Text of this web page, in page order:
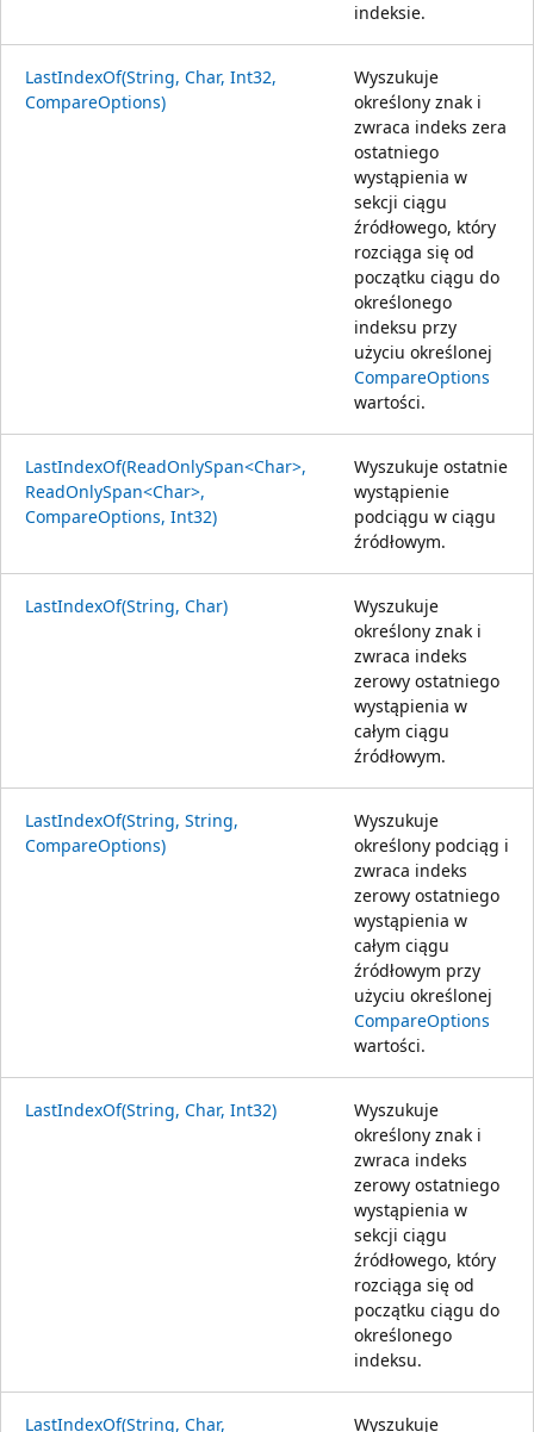
indeksie.
LastIndexOf(String, Char, Int32,
CompareOptions)
Wyszukuje
określony znak i
zwraca indeks zera
ostatniego
wystąpienia w
sekcji ciągu
źródłowego, który
rozciąga się od
początku ciągu do
określonego
indeksu przy
użyciu określonej
CompareOptions
wartości.
LastIndexOf(ReadOnlySpan<Char>,
ReadOnlySpan<Char>,
CompareOptions, Int32)
Wyszukuje ostatnie
wystąpienie
podciągu w ciągu
źródłowym.
LastIndexOf(String, Char)
Wyszukuje
określony znak i
zwraca indeks
zerowy ostatniego
wystąpienia w
całym ciągu
źródłowym.
LastIndexOf(String, String,
CompareOptions)
Wyszukuje
określony podciąg i
zwraca indeks
zerowy ostatniego
wystąpienia w
całym ciągu
źródłowym przy
użyciu określonej
CompareOptions
wartości.
LastIndexOf(String, Char, Int32)
Wyszukuje
określony znak i
zwraca indeks
zerowy ostatniego
wystąpienia w
sekcji ciągu
źródłowego, który
rozciąga się od
początku ciągu do
określonego
indeksu.
LastIndexOf(String, Char, Wyszukuje